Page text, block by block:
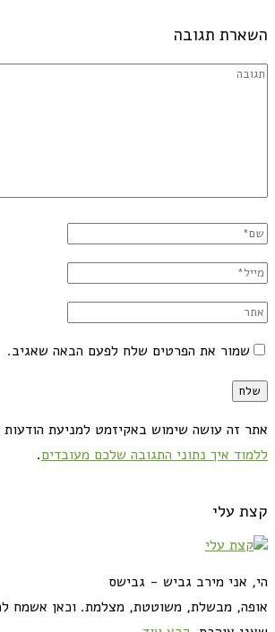
השארת תגובה
שמור את הפרטים שלח לפעם הבאה שאגיב.
אתר זה עושה שימוש באקיזמט למניעת הודעות
ללמוד איך נתוני התגובה שלכם מעובדים.
קצת עלי
הי, אני מירב גביש - גבישס
אופה, מבשלת, משוטטת, מצלמת. וכאן אשמח